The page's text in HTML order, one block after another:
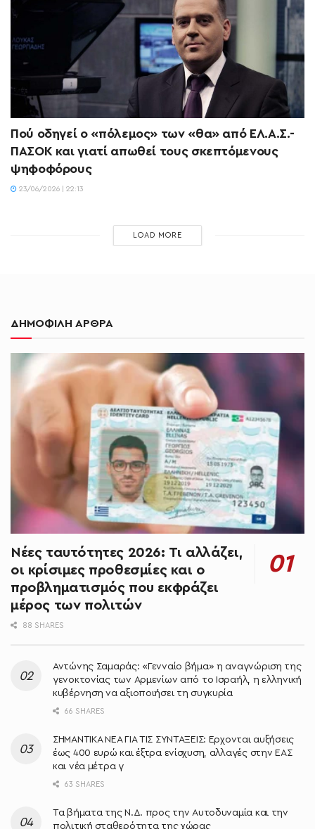
Πού οδηγεί ο «πόλεμος» των «θα» από ΕΛ.Α.Σ.-
ΠΑΣΟΚ και γιατί απωθεί τους σκεπτόμενους
ψηφοφόρους
23/06/2026 | 22:13
LOAD MORE
ΔΗΜΟΦΙΛΗ ΑΡΘΡΑ
Νέες ταυτότητες 2026: Τι αλλάζει,
οι κρίσιμες προθεσμίες και ο
προβληματισμός που εκφράζει
μέρος των πολιτών
88 SHARES
Αντώνης Σαμαράς: «Γενναίο βήμα» η αναγνώριση της
γενοκτονίας των Αρμενίων από το Ισραήλ, η ελληνική
κυβέρνηση να αξιοποιήσει τη συγκυρία
66 SHARES
ΣΗΜΑΝΤΙΚΑ ΝΕΑ ΓΙΑ ΤΙΣ ΣΥΝΤΑΞΕΙΣ: Έρχονται αυξήσεις
έως 400 ευρώ και έξτρα ενίσχυση, αλλαγές στην ΕΑΣ
και νέα μέτρα γ
63 SHARES
Τα βήματα της Ν.Δ. προς την Αυτοδυναμία και την
πολιτική σταθερότητα της χώρας